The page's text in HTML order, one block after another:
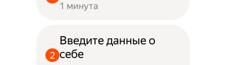
1 минута
Введите данные о
себе